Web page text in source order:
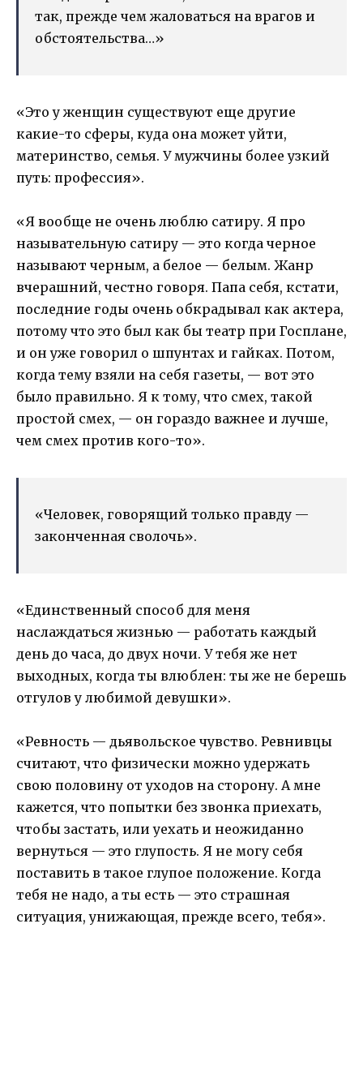
так, прежде чем жаловаться на врагов и
обстоятельства…»
«Это у женщин существуют еще другие
какие-то сферы, куда она может уйти,
материнство, семья. У мужчины более узкий
путь: профессия».
«Я вообще не очень люблю сатиру. Я про
назывательную сатиру — это когда черное
называют черным, а белое — белым. Жанр
вчерашний, честно говоря. Папа себя, кстати,
последние годы очень обкрадывал как актера,
потому что это был как бы театр при Госплане,
и он уже говорил о шпунтах и гайках. Потом,
когда тему взяли на себя газеты, — вот это
было правильно. Я к тому, что смех, такой
простой смех, — он гораздо важнее и лучше,
чем смех против кого-то».
«Человек, говорящий только правду —
законченная сволочь».
«Единственный способ для меня
наслаждаться жизнью — работать каждый
день до часа, до двух ночи. У тебя же нет
выходных, когда ты влюблен: ты же не берешь
отгулов у любимой девушки».
«Ревность — дьявольское чувство. Ревнивцы
считают, что физически можно удержать
свою половину от уходов на сторону. А мне
кажется, что попытки без звонка приехать,
чтобы застать, или уехать и неожиданно
вернуться — это глупость. Я не могу себя
поставить в такое глупое положение. Когда
тебя не надо, а ты есть — это страшная
ситуация, унижающая, прежде всего, тебя».